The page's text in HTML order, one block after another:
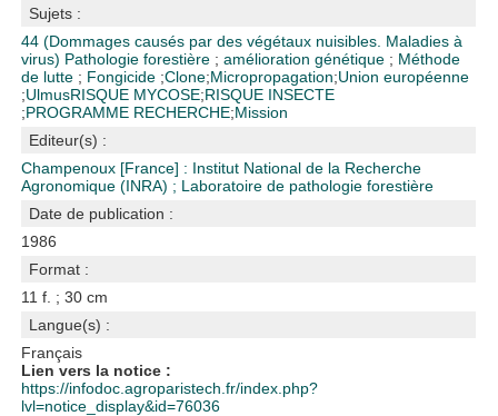
Sujets :
44 (Dommages causés par des végétaux nuisibles. Maladies à
virus) Pathologie forestière ;amélioration génétique ; Méthode
de lutte ; Fongicide ;Clone;Micropropagation;Union européenne
;UlmusRISQUE MYCOSE;RISQUE INSECTE
;PROGRAMME RECHERCHE;Mission
Editeur(s) :
Champenoux [France] : Institut National de la Recherche
Agronomique (INRA) ; Laboratoire de pathologie forestière
Date de publication :
1986
Format :
11 f. ; 30 cm
Langue(s) :
Français
Lien vers la notice :
https://infodoc.agroparistech.fr/index.php?
lvl=notice_display&id=76036